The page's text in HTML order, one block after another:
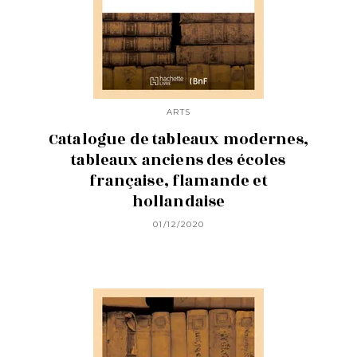
ARTS
Catalogue de tableaux modernes,
tableaux anciens des écoles
française, flamande et
hollandaise
01/12/2020